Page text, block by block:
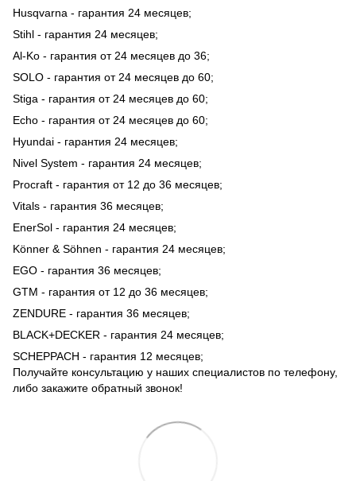
Husqvarna - гарантия 24 месяцев;
Stihl - гарантия 24 месяцев;
Al-Ko - гарантия от 24 месяцев до 36;
SOLO - гарантия от 24 месяцев до 60;
Stiga - гарантия от 24 месяцев до 60;
Echo - гарантия от 24 месяцев до 60;
Hyundai - гарантия 24 месяцев;
Nivel System - гарантия 24 месяцев;
Procraft - гарантия от 12 до 36 месяцев;
Vitals - гарантия 36 месяцев;
EnerSol - гарантия 24 месяцев;
Könner & Söhnen - гарантия 24 месяцев;
EGO - гарантия 36 месяцев;
GTM - гарантия от 12 до 36 месяцев;
ZENDURE - гарантия 36 месяцев;
BLACK+DECKER - гарантия 24 месяцев;
SCHEPPACH - гарантия 12 месяцев;
Получайте консультацию у наших специалистов по телефону,
либо закажите обратный звонок!